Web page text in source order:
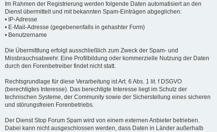
Im Rahmen der Registrierung werden folgende Daten automatisiert an den
Dienst übermittelt und mit bekannten Spam-Einträgen abgeglichen:
• IP-Adresse
• E-Mail-Adresse (gegebenenfalls in gehashter Form)
• Benutzername
Die Übermittlung erfolgt ausschließlich zum Zweck der Spam- und
Missbrauchsabwehr. Eine Profilbildung oder kommerzielle Nutzung der Daten
durch den Forenbetreiber findet nicht statt.
Rechtsgrundlage für diese Verarbeitung ist Art. 6 Abs. 1 lit. f DSGVO
(berechtigtes Interesse). Das berechtigte Interesse liegt im Schutz der
technischen Systeme, der Community sowie der Sicherstellung eines sicheren
und störungsfreien Forenbetriebs.
Der Dienst Stop Forum Spam wird von einem externen Anbieter betrieben.
Dabei kann nicht ausgeschlossen werden, dass Daten in Länder außerhalb